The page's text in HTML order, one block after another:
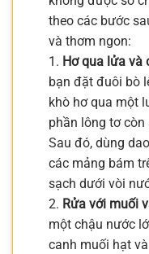
theo các bước
và thơm ngon:
1. Hơ qua lửa và
bạn đặt đuôi bò
khò hơ qua một
phần lông tơ
Sau đó, dùng
các mảng bám
sạch dưới vòi
2. Rửa với muối
một chậu nước
canh muối hạt